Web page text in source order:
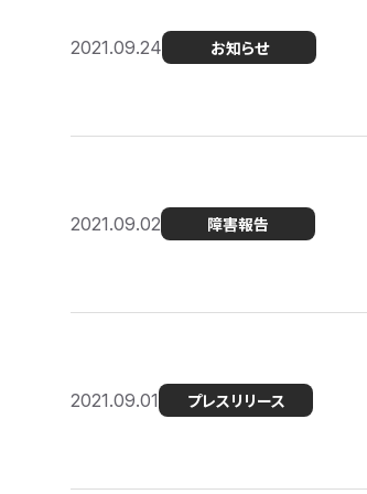
2021.09.24 お知らせ
2021.09.02 障害報告
2021.09.01 プレスリリース